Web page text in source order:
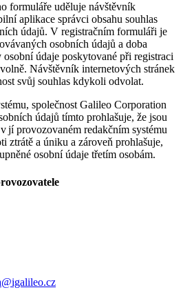
formuláře uděluje návštěvník
aplikace správci obsahu souhlas
údajů. V registračním formuláři je
osobních údajů a doba
údaje poskytované při registraci
Návštěvník internetových stránek
svůj souhlas kdykoli odvolat.
společnost Galileo Corporation
údajů tímto prohlašuje, že jsou
jí provozovaném redakčním systému
ztrátě a úniku a zároveň prohlašuje,
osobní údaje třetím osobám.